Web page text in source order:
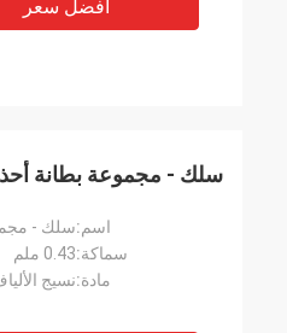
افضل سعر
سلك - مجموعة بطانة
اسم:سلك -
سماكة:0.43 ملم
مادة:نسيج